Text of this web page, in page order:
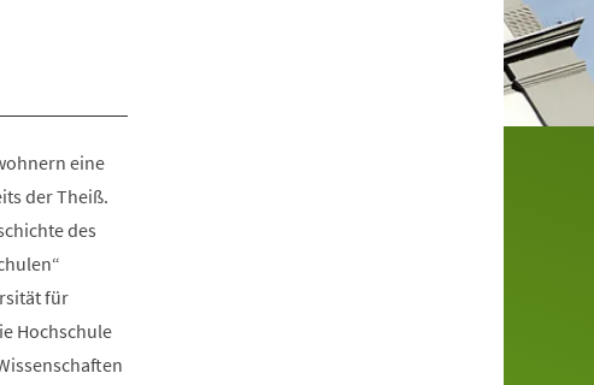
eine
der Theiß.
des
für
Hochschule